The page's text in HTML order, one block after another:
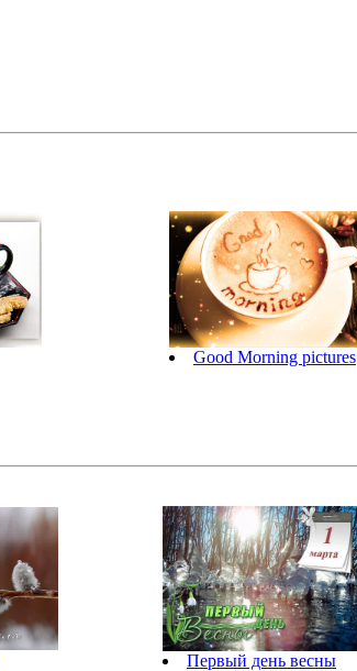
Good Morning pictures
Первый день весны